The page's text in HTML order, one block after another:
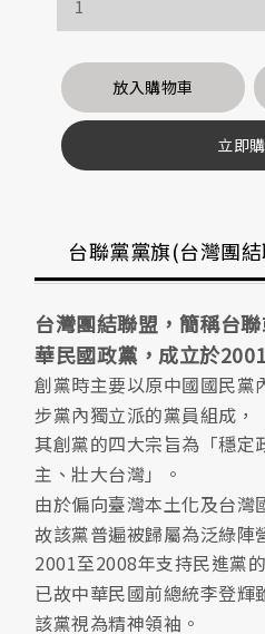
放入購物車
立即
台聯黨黨旗(台灣團
台灣團結聯盟，簡稱台
華民國政黨，成立於
創黨時主要以原中國國民黨
步黨內獨立派的黨員組成，
其創黨的四大宗旨為「穩定
主、壯大台灣」。
由於偏向臺灣本土化及台灣
故該黨普遍被歸屬為泛綠陣
2001至2008年支持民進黨
已故中華民國前總統李登輝
該黨視為精神領袖。